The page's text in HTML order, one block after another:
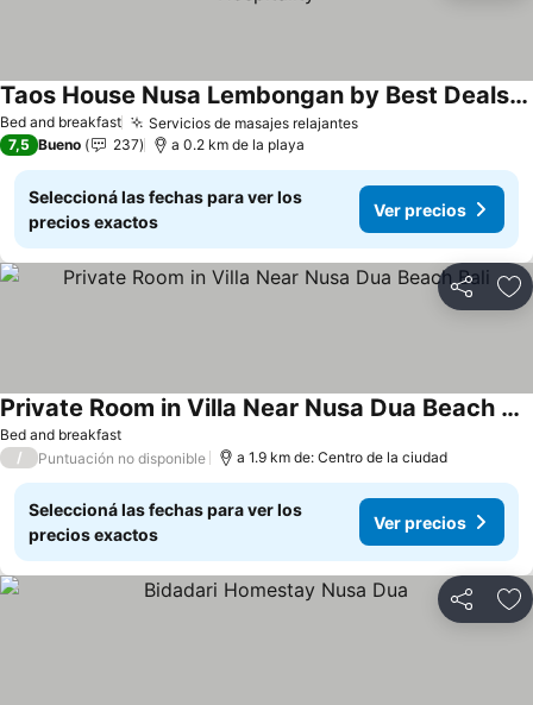
Bed and breakfast Servicios de masajes relajantes
Taos House Nusa Lembongan by Best Deals Asia Hospitality
7,5 Bueno 237 a 0.2 km de la playa
Seleccioná las fechas para ver los
precios exactos
Ver precios
Compartir
Bed and breakfast
Private Room in Villa Near Nusa Dua Beach Bali
/ Puntuación no disponible a 1.9 km de: Centro de la ciudad
Seleccioná las fechas para ver los
precios exactos
Ver precios
Compartir